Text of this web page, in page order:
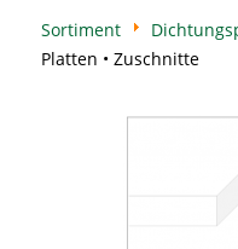
Sortiment
Platten • Zuschnitte